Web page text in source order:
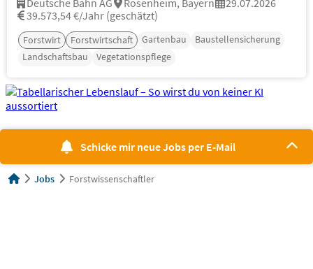
Deutsche Bahn AG Rosenheim, Bayern
29.07.2026
39.573,54 €/Jahr (geschätzt)
Forstwirt Forstwirtschaft Gartenbau
Baustellensicherung
Landschaftsbau
Vegetationspflege
Schicke mir neue Jobs per E-Mail
Jobs Forstwissenschaftler